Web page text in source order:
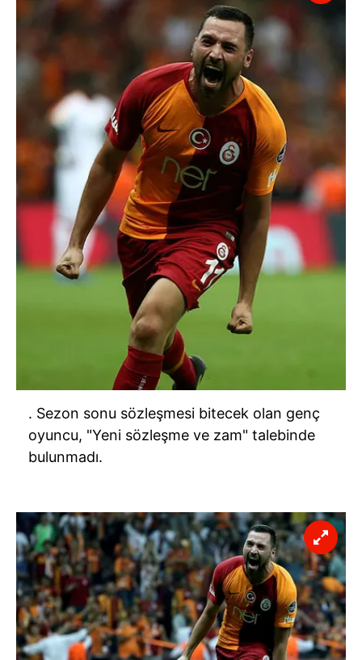
. Sezon sonu sözleşmesi bitecek olan genç
oyuncu, "Yeni sözleşme ve zam" talebinde
bulunmadı.